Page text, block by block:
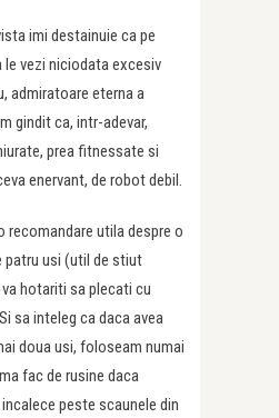
imi destainuie ca pe
le vezi niciodata excesiv
admiratoare eterna a
gindit ca, intr-adevar,
prea fitnessate si
enervant, de robot debil.
recomandare utila despre o
patru usi (util de stiut
hotariti sa plecati cu
sa inteleg ca daca avea
doua usi, foloseam numai
fac de rusine daca
peste scaunele din